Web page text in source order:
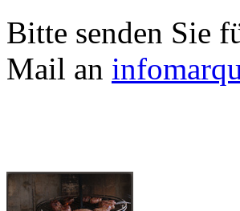
Bitte senden Sie
Mail an info